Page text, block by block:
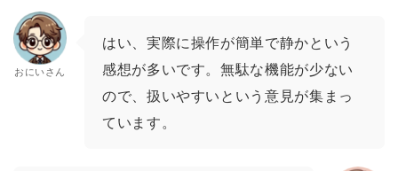
おにいさん
はい、実際に操作が簡単で静かという
感想が多いです。無駄な機能が少ない
ので、扱いやすいという意見が集まっ
ています。